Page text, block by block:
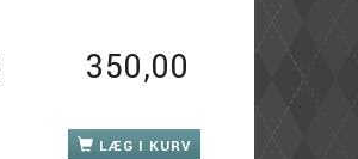
350,00
LÆG I KURV